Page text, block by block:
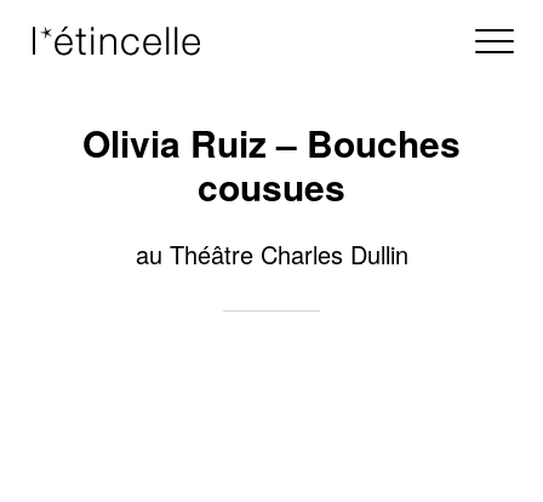
Olivia Ruiz – Bouches
cousues
au Théâtre Charles Dullin